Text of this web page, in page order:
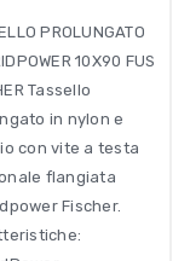
PROLUNGATO
10X90 FUS
Tassello
in nylon e
con vite a testa
flangiata
Fischer.